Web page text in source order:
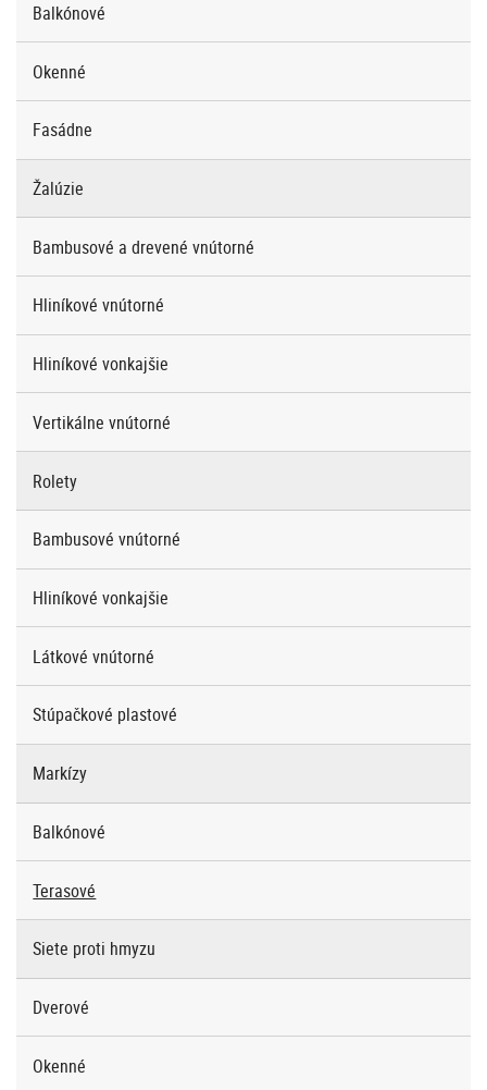
Balkónové
Okenné
Fasádne
Žalúzie
Bambusové a drevené vnútorné
Hliníkové vnútorné
Hliníkové vonkajšie
Vertikálne vnútorné
Rolety
Bambusové vnútorné
Hliníkové vonkajšie
Látkové vnútorné
Stúpačkové plastové
Markízy
Balkónové
Terasové
Siete proti hmyzu
Dverové
Okenné